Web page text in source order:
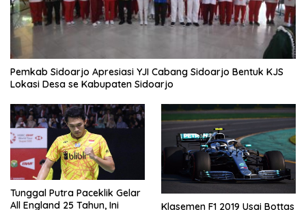
Pemkab Sidoarjo Apresiasi YJI Cabang Sidoarjo Bentuk KJS
Lokasi Desa se Kabupaten Sidoarjo
Tunggal Putra Paceklik Gelar
All England 25 Tahun, Ini
Klasemen F1 2019 Usai Bottas